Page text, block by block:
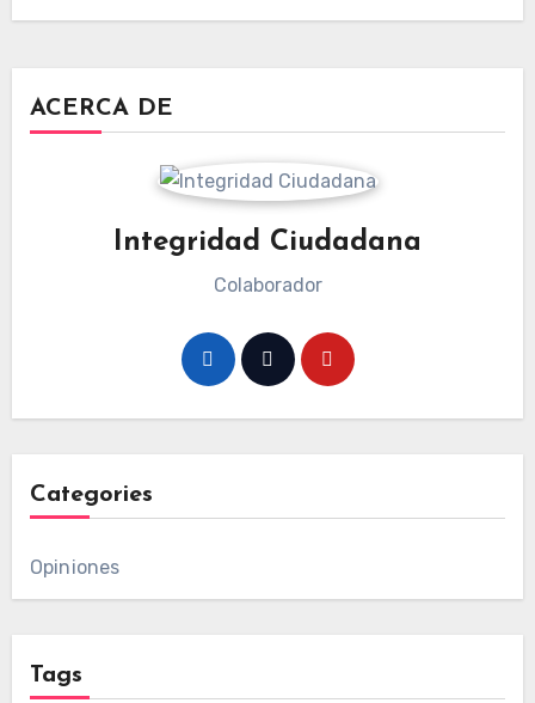
ACERCA DE
Integridad Ciudadana
Colaborador
Categories
Opiniones
Tags